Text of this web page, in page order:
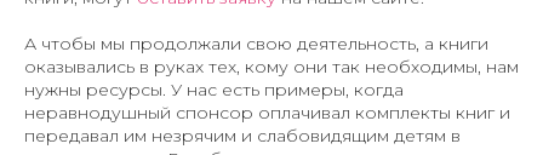
А чтобы мы продолжали свою деятельность, а книги
оказывались в руках тех, кому они так необходимы, нам
нужны ресурсы. У нас есть примеры, когда
неравнодушный спонсор оплачивал комплекты книг и
передавал им незрячим и слабовидящим детям в